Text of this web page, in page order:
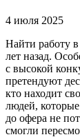
4 июля 2025
Найти работу в
лет назад.
с высокой
претендуют
кто находит
людей,
до офера не
смогли